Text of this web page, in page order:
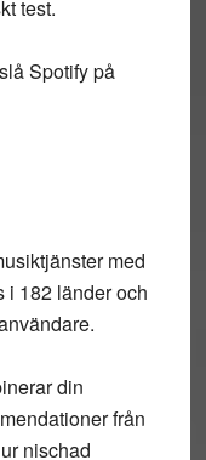
test.
Spotify på
med
i 182 länder och
din
från
nischad